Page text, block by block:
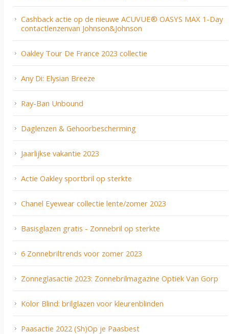
Cashback actie op de nieuwe ACUVUE® OASYS MAX 1-Day
contactlenzenvan Johnson&Johnson
Oakley Tour De France 2023 collectie
Any Di: Elysian Breeze
Ray-Ban Unbound
Daglenzen & Gehoorbescherming
Jaarlijkse vakantie 2023
Actie Oakley sportbril op sterkte
Chanel Eyewear collectie lente/zomer 2023
Basisglazen gratis - Zonnebril op sterkte
6 Zonnebriltrends voor zomer 2023
Zonneglasactie 2023: Zonnebrilmagazine Optiek Van Gorp
Kolor Blind: brilglazen voor kleurenblinden
Paasactie 2022 (Sh)Op je Paasbest